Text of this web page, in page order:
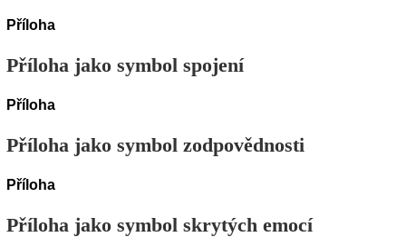
Příloha
Příloha jako symbol spojení
Příloha
Příloha jako symbol zodpovědnosti
Příloha
Příloha jako symbol skrytých emocí